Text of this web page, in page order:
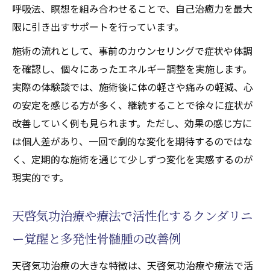
呼吸法、瞑想を組み合わせることで、自己治癒力を最大
限に引き出すサポートを行っています。
施術の流れとして、事前のカウンセリングで症状や体調
を確認し、個々にあったエネルギー調整を実施します。
実際の体験談では、施術後に体の軽さや痛みの軽減、心
の安定を感じる方が多く、継続することで徐々に症状が
改善していく例も見られます。ただし、効果の感じ方に
は個人差があり、一回で劇的な変化を期待するのではな
く、定期的な施術を通じて少しずつ変化を実感するのが
現実的です。
天啓気功治療や療法で活性化するクンダリニ
ー覚醒と多発性骨髄腫の改善例
天啓気功治療の大きな特徴は、天啓気功治療や療法で活